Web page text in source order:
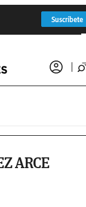
Suscríbete
ARCE